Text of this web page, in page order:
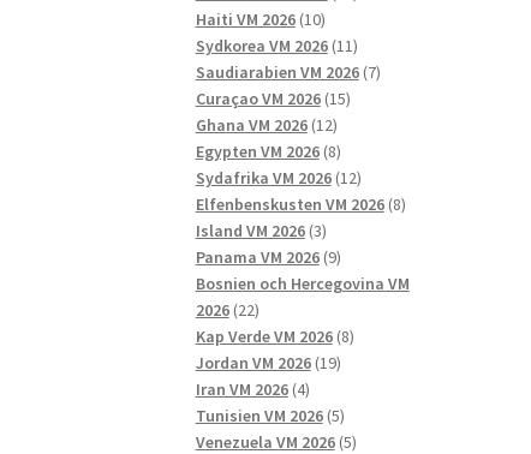
Haiti VM 2026 1010
produkter
Sydkorea VM 2026 1111
produkter
Saudiarabien VM 2026 77
Curaçao VM 2026 1515
Ghana VM 2026 1212
produkter
Egypten VM 2026 88
produkter
Sydafrika VM 2026 1212
produkter
Elfenbenskusten VM 2026 88
Island VM 2026 33
produkter
Panama VM 2026 99
produkter
Bosnien och Hercegovina VM
2026 2222
produkter
Kap Verde VM 2026 88
Jordan VM 2026 1919
Iran VM 2026 44
produkter
Tunisien VM 2026 55
produkter
Venezuela VM 2026 55